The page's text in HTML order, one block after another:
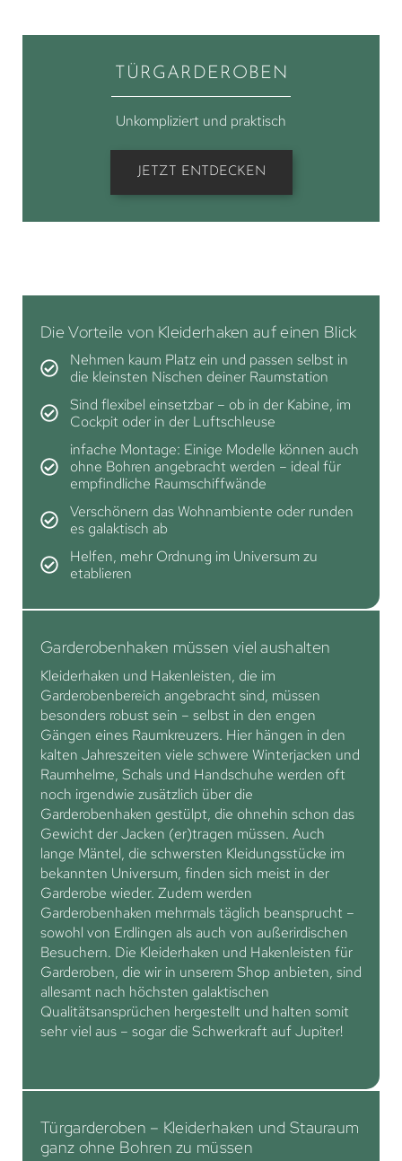
TÜRGARDEROBEN
Unkompliziert und praktisch
JETZT ENTDECKEN
Türgarderoben – Kleiderhaken und Stauraum
ganz ohne Bohren zu müssen
Garderobenhaken müssen viel aushalten
Kleiderhaken und Hakenleisten, die im
Garderobenbereich angebracht sind, müssen
besonders robust sein – selbst in den engen
Gängen eines Raumkreuzers. Hier hängen in den
kalten Jahreszeiten viele schwere Winterjacken und
Raumhelme, Schals und Handschuhe werden oft
noch irgendwie zusätzlich über die
Garderobenhaken gestülpt, die ohnehin schon das
Gewicht der Jacken (er)tragen müssen. Auch
lange Mäntel, die schwersten Kleidungsstücke im
bekannten Universum, finden sich meist in der
Garderobe wieder. Zudem werden
Garderobenhaken mehrmals täglich beansprucht –
sowohl von Erdlingen als auch von außerirdischen
Besuchern. Die Kleiderhaken und Hakenleisten für
Garderoben, die wir in unserem Shop anbieten, sind
allesamt nach höchsten galaktischen
Qualitätsansprüchen hergestellt und halten somit
sehr viel aus – sogar die Schwerkraft auf Jupiter!
Die Vorteile von Kleiderhaken auf einen Blick
Nehmen kaum Platz ein und passen selbst in
die kleinsten Nischen deiner Raumstation
Sind flexibel einsetzbar – ob in der Kabine, im
Cockpit oder in der Luftschleuse
infache Montage: Einige Modelle können auch
ohne Bohren angebracht werden – ideal für
empfindliche Raumschiffwände
Verschönern das Wohnambiente oder runden
es galaktisch ab
Helfen, mehr Ordnung im Universum zu
etablieren